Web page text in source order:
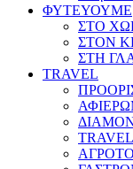
ΦΥΤΕΥΟΥΜΕ
ΣΤΟ
ΣΤΟΝ
ΣΤΗ
TRAVEL